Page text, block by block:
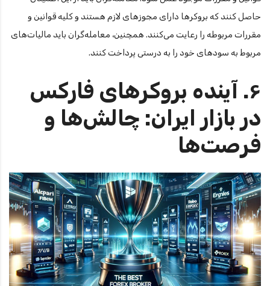
حاصل کنند که بروکرها دارای مجوزهای لازم هستند و کلیه قوانین و
مقررات مربوطه را رعایت می‌کنند. همچنین، معامله‌گران باید مالیات‌های
مربوط به سودهای خود را به درستی پرداخت کنند.
۶. آینده بروکرهای فارکس
در بازار ایران: چالش‌ها و
فرصت‌ها